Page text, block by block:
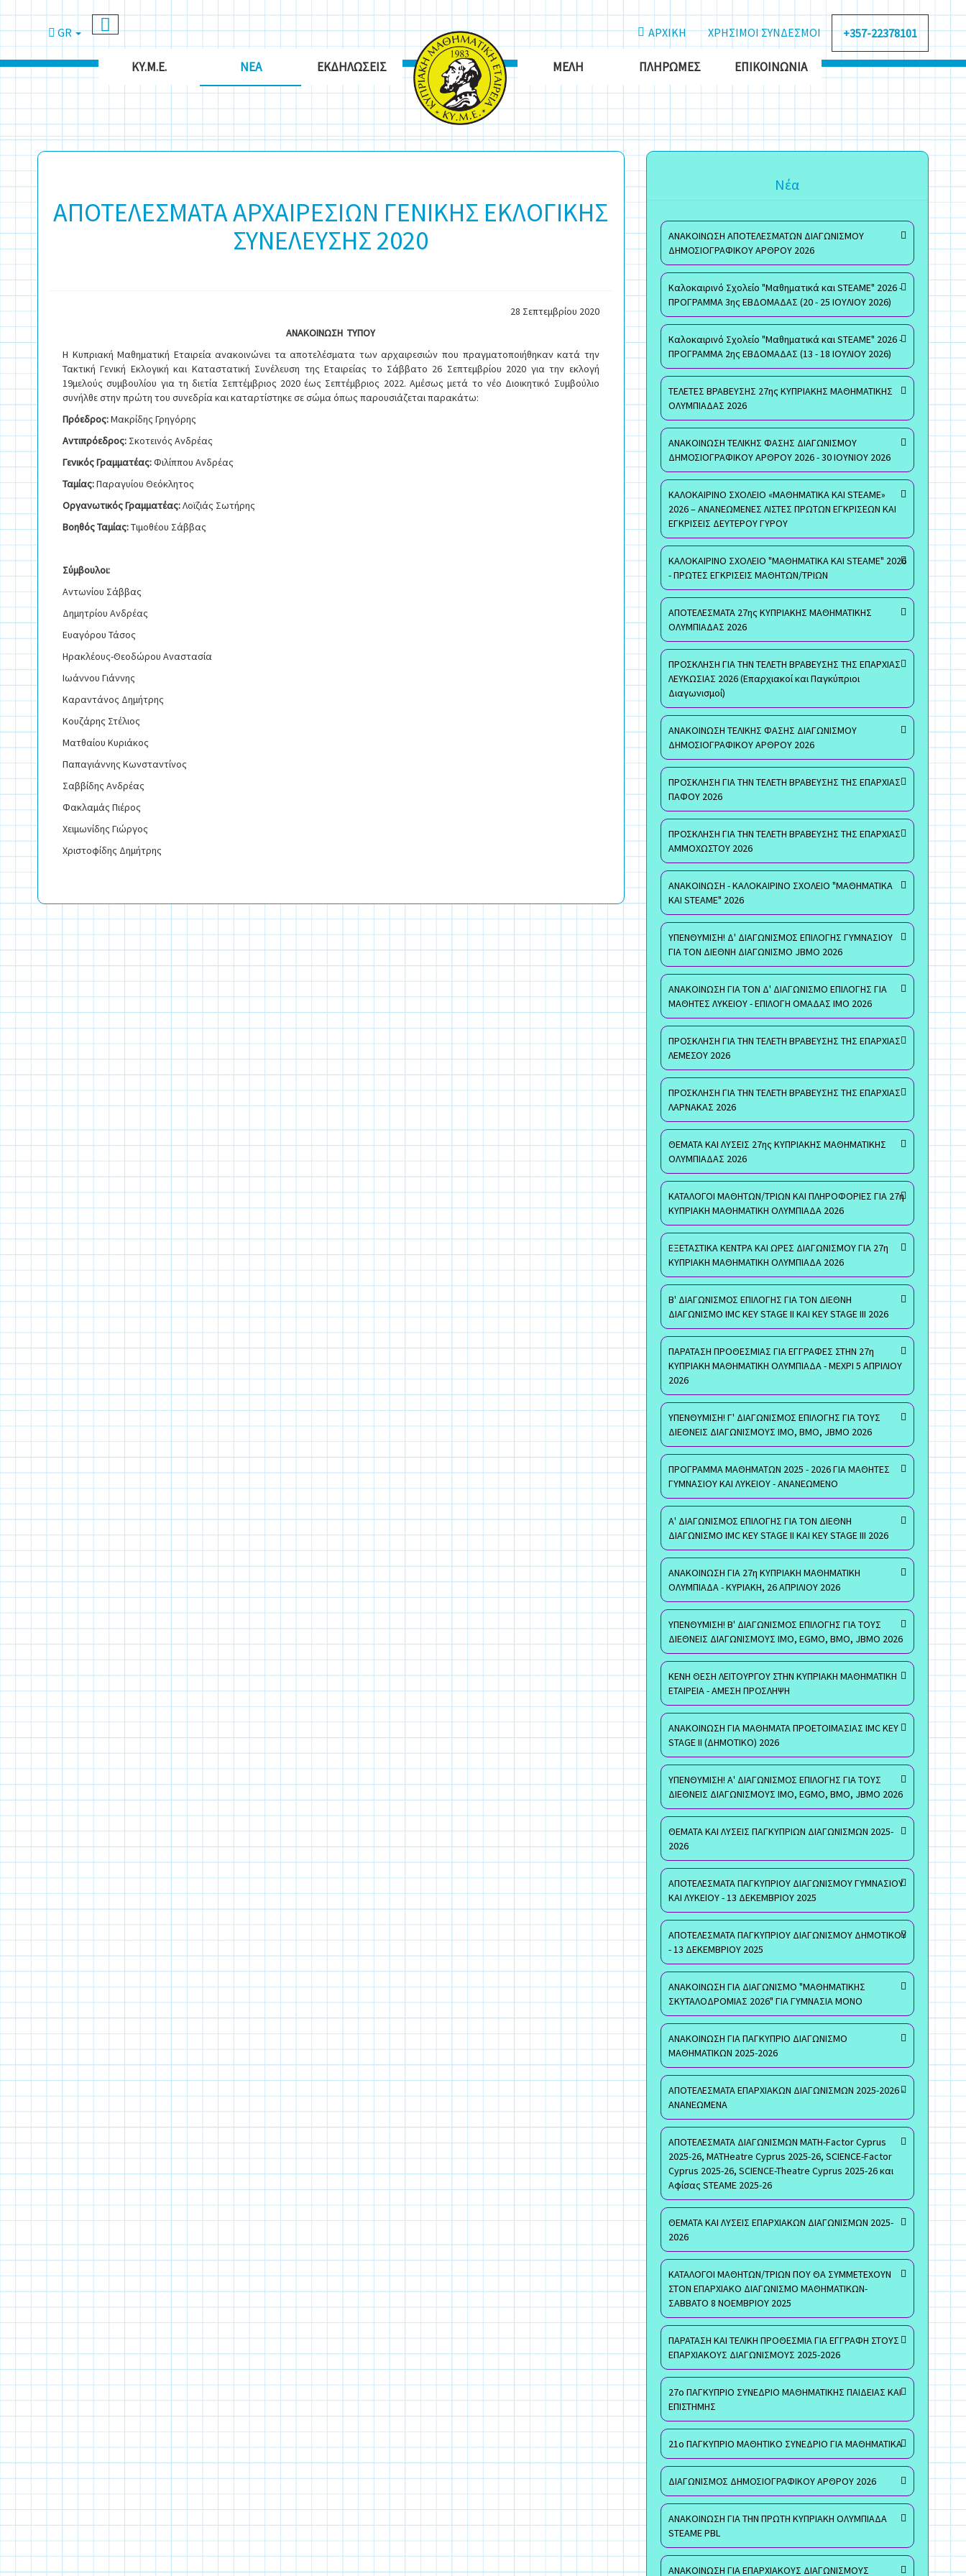
ΑΡΧΙΚΗ ΧΡΗΣΙΜΟΙ ΣΥΝΔΕΣΜΟΙ +357-22378101
GR
ΚΥ.Μ.Ε. ΝΈΑ ΕΚΔΗΛΏΣΕΙΣ ΜΈΛΗ ΠΛΗΡΩΜΈΣ ΕΠΙΚΟΙΝΩΝΊΑ
ΑΠΟΤΕΛΕΣΜΑΤΑ ΑΡΧΑΙΡΕΣΙΩΝ ΓΕΝΙΚΗΣ ΕΚΛΟΓΙΚΗΣ
ΣΥΝΕΛΕΥΣΗΣ 2020
28 Σεπτεμβρίου 2020
ΑΝΑΚΟΙΝΩΣΗ ΤΥΠΟΥ
Η Κυπριακή Μαθηματική Εταιρεία ανακοινώνει τα αποτελέσματα των αρχαιρεσιών που πραγματοποιήθηκαν κατά την
Τακτική Γενική Εκλογική και Καταστατική Συνέλευση της Εταιρείας το Σάββατο 26 Σεπτεμβρίου 2020 για την εκλογή
19μελούς συμβουλίου για τη διετία Σεπτέμβριος 2020 έως Σεπτέμβριος 2022. Αμέσως μετά το νέο Διοικητικό Συμβούλιο
συνήλθε στην πρώτη του συνεδρία και καταρτίστηκε σε σώμα όπως παρουσιάζεται παρακάτω:
Πρόεδρος:Μακρίδης Γρηγόρης
Αντιπρόεδρος: Σκοτεινός Ανδρέας
Γενικός Γραμματέας:Φιλίππου Ανδρέας
Ταμίας:Παραγυίου Θεόκλητος
Οργανωτικός Γραμματέας:Λοϊζιάς Σωτήρης
Βοηθός Ταμίας:Τιμοθέου Σάββας
Σύμβουλοι:
Αντωνίου Σάββας
Δημητρίου Ανδρέας
Ευαγόρου Τάσος
Ηρακλέους-Θεοδώρου Αναστασία
Ιωάννου Γιάννης
Καραντάνος Δημήτρης
Κουζάρης Στέλιος
Ματθαίου Κυριάκος
Παπαγιάννης Κωνσταντίνος
Σαββίδης Ανδρέας
Φακλαμάς Πιέρος
Χειμωνίδης Γιώργος
Χριστοφίδης Δημήτρης
Νέα
ΑΝΑΚΟΙΝΩΣΗ ΑΠΟΤΕΛΕΣΜΑΤΩΝ ΔΙΑΓΩΝΙΣΜΟΥ
ΔΗΜΟΣΙΟΓΡΑΦΙΚΟΥ ΑΡΘΡΟΥ 2026
Καλοκαιρινό Σχολείο "Μαθηματικά και STEAME" 2026 -
ΠΡΟΓΡΑΜΜΑ 3ης ΕΒΔΟΜΑΔΑΣ (20 - 25 ΙΟΥΛΙΟΥ 2026)
Καλοκαιρινό Σχολείο "Μαθηματικά και STEAME" 2026 -
ΠΡΟΓΡΑΜΜΑ 2ης ΕΒΔΟΜΑΔΑΣ (13 - 18 ΙΟΥΛΙΟΥ 2026)
ΤΕΛΕΤΕΣ ΒΡΑΒΕΥΣΗΣ 27ης ΚΥΠΡΙΑΚΗΣ ΜΑΘΗΜΑΤΙΚΗΣ
ΟΛΥΜΠΙΑΔΑΣ 2026
ΑΝΑΚΟΙΝΩΣΗ ΤΕΛΙΚΗΣ ΦΑΣΗΣ ΔΙΑΓΩΝΙΣΜΟΥ
ΔΗΜΟΣΙΟΓΡΑΦΙΚΟΥ ΑΡΘΡΟΥ 2026 - 30 ΙΟΥΝΙΟΥ 2026
ΚΑΛΟΚΑΙΡΙΝΟ ΣΧΟΛΕΙΟ «ΜΑΘΗΜΑΤΙΚΑ ΚΑΙ STEAME»
2026 – ΑΝΑΝΕΩΜΕΝΕΣ ΛΙΣΤΕΣ ΠΡΩΤΩΝ ΕΓΚΡΙΣΕΩΝ ΚΑΙ
ΕΓΚΡΙΣΕΙΣ ΔΕΥΤΕΡΟΥ ΓΥΡΟΥ
ΚΑΛΟΚΑΙΡΙΝΟ ΣΧΟΛΕΙΟ "ΜΑΘΗΜΑΤΙΚΑ ΚΑΙ STEAME" 2026
- ΠΡΩΤΕΣ ΕΓΚΡΙΣΕΙΣ ΜΑΘΗΤΩΝ/ΤΡΙΩΝ
ΑΠΟΤΕΛΕΣΜΑΤΑ 27ης ΚΥΠΡΙΑΚΗΣ ΜΑΘΗΜΑΤΙΚΗΣ
ΟΛΥΜΠΙΑΔΑΣ 2026
ΠΡΟΣΚΛΗΣΗ ΓΙΑ ΤΗΝ ΤΕΛΕΤΗ ΒΡΑΒΕΥΣΗΣ ΤΗΣ ΕΠΑΡΧΙΑΣ
ΛΕΥΚΩΣΙΑΣ 2026 (Επαρχιακοί και Παγκύπριοι
Διαγωνισμοί)
ΑΝΑΚΟΙΝΩΣΗ ΤΕΛΙΚΗΣ ΦΑΣΗΣ ΔΙΑΓΩΝΙΣΜΟΥ
ΔΗΜΟΣΙΟΓΡΑΦΙΚΟΥ ΑΡΘΡΟΥ 2026
ΠΡΟΣΚΛΗΣΗ ΓΙΑ ΤΗΝ ΤΕΛΕΤΗ ΒΡΑΒΕΥΣΗΣ ΤΗΣ ΕΠΑΡΧΙΑΣ
ΠΑΦΟΥ 2026
ΠΡΟΣΚΛΗΣΗ ΓΙΑ ΤΗΝ ΤΕΛΕΤΗ ΒΡΑΒΕΥΣΗΣ ΤΗΣ ΕΠΑΡΧΙΑΣ
ΑΜΜΟΧΩΣΤΟΥ 2026
ΑΝΑΚΟΙΝΩΣΗ - ΚΑΛΟΚΑΙΡΙΝΟ ΣΧΟΛΕΙΟ "ΜΑΘΗΜΑΤΙΚΑ
ΚΑΙ STEAME" 2026
ΥΠΕΝΘΥΜΙΣΗ! Δ' ΔΙΑΓΩΝΙΣΜΟΣ ΕΠΙΛΟΓΗΣ ΓΥΜΝΑΣΙΟΥ
ΓΙΑ ΤΟΝ ΔΙΕΘΝΗ ΔΙΑΓΩΝΙΣΜΟ JBMO 2026
ΑΝΑΚΟΙΝΩΣΗ ΓΙΑ ΤΟΝ Δ' ΔΙΑΓΩΝΙΣΜΟ ΕΠΙΛΟΓΗΣ ΓΙΑ
ΜΑΘΗΤΕΣ ΛΥΚΕΙΟΥ - ΕΠΙΛΟΓΗ ΟΜΑΔΑΣ ΙΜΟ 2026
ΠΡΟΣΚΛΗΣΗ ΓΙΑ ΤΗΝ ΤΕΛΕΤΗ ΒΡΑΒΕΥΣΗΣ ΤΗΣ ΕΠΑΡΧΙΑΣ
ΛΕΜΕΣΟΥ 2026
ΠΡΟΣΚΛΗΣΗ ΓΙΑ ΤΗΝ ΤΕΛΕΤΗ ΒΡΑΒΕΥΣΗΣ ΤΗΣ ΕΠΑΡΧΙΑΣ
ΛΑΡΝΑΚΑΣ 2026
ΘΕΜΑΤΑ ΚΑΙ ΛΥΣΕΙΣ 27ης ΚΥΠΡΙΑΚΗΣ ΜΑΘΗΜΑΤΙΚΗΣ
ΟΛΥΜΠΙΑΔΑΣ 2026
ΚΑΤΑΛΟΓΟΙ ΜΑΘΗΤΩΝ/ΤΡΙΩΝ ΚΑΙ ΠΛΗΡΟΦΟΡΙΕΣ ΓΙΑ 27η
ΚΥΠΡΙΑΚΗ ΜΑΘΗΜΑΤΙΚΗ ΟΛΥΜΠΙΑΔΑ 2026
ΕΞΕΤΑΣΤΙΚΑ ΚΕΝΤΡΑ ΚΑΙ ΩΡΕΣ ΔΙΑΓΩΝΙΣΜΟΥ ΓΙΑ 27η
ΚΥΠΡΙΑΚΗ ΜΑΘΗΜΑΤΙΚΗ ΟΛΥΜΠΙΑΔΑ 2026
Β' ΔΙΑΓΩΝΙΣΜΟΣ ΕΠΙΛΟΓΗΣ ΓΙΑ ΤΟΝ ΔΙΕΘΝΗ
ΔΙΑΓΩΝΙΣΜΟ IMC KEY STAGE II ΚΑΙ KEY STAGE III 2026
ΠΑΡΑΤΑΣΗ ΠΡΟΘΕΣΜΙΑΣ ΓΙΑ ΕΓΓΡΑΦΕΣ ΣΤΗΝ 27η
ΚΥΠΡΙΑΚΗ ΜΑΘΗΜΑΤΙΚΗ ΟΛΥΜΠΙΑΔΑ - ΜΕΧΡΙ 5 ΑΠΡΙΛΙΟΥ
2026
ΥΠΕΝΘΥΜΙΣΗ! Γ' ΔΙΑΓΩΝΙΣΜΟΣ ΕΠΙΛΟΓΗΣ ΓΙΑ ΤΟΥΣ
ΔΙΕΘΝΕΙΣ ΔΙΑΓΩΝΙΣΜΟΥΣ ΙΜΟ, ΒΜΟ, JBMO 2026
ΠΡΟΓΡΑΜΜΑ ΜΑΘΗΜΑΤΩΝ 2025 - 2026 ΓΙΑ ΜΑΘΗΤΕΣ
ΓΥΜΝΑΣΙΟΥ ΚΑΙ ΛΥΚΕΙΟΥ - ΑΝΑΝΕΩΜΕΝΟ
Α' ΔΙΑΓΩΝΙΣΜΟΣ ΕΠΙΛΟΓΗΣ ΓΙΑ ΤΟΝ ΔΙΕΘΝΗ
ΔΙΑΓΩΝΙΣΜΟ IMC KEY STAGE II ΚΑΙ KEY STAGE III 2026
ΑΝΑΚΟΙΝΩΣΗ ΓΙΑ 27η ΚΥΠΡΙΑΚΗ ΜΑΘΗΜΑΤΙΚΗ
ΟΛΥΜΠΙΑΔΑ - ΚΥΡΙΑΚΗ, 26 ΑΠΡΙΛΙΟΥ 2026
ΥΠΕΝΘΥΜΙΣΗ! Β' ΔΙΑΓΩΝΙΣΜΟΣ ΕΠΙΛΟΓΗΣ ΓΙΑ ΤΟΥΣ
ΔΙΕΘΝΕΙΣ ΔΙΑΓΩΝΙΣΜΟΥΣ ΙΜΟ, EGMO, ΒΜΟ, JBMO 2026
ΚΕΝΗ ΘΕΣΗ ΛΕΙΤΟΥΡΓΟΥ ΣΤΗΝ ΚΥΠΡΙΑΚΗ ΜΑΘΗΜΑΤΙΚΗ
ΕΤΑΙΡΕΙΑ - ΑΜΕΣΗ ΠΡΟΣΛΗΨΗ
ΑΝΑΚΟΙΝΩΣΗ ΓΙΑ ΜΑΘΗΜΑΤΑ ΠΡΟΕΤΟΙΜΑΣΙΑΣ IMC KEY
STAGE II (ΔΗΜΟΤΙΚΟ) 2026
ΥΠΕΝΘΥΜΙΣΗ! Α' ΔΙΑΓΩΝΙΣΜΟΣ ΕΠΙΛΟΓΗΣ ΓΙΑ ΤΟΥΣ
ΔΙΕΘΝΕΙΣ ΔΙΑΓΩΝΙΣΜΟΥΣ ΙΜΟ, EGMO, ΒΜΟ, JBMO 2026
ΘΕΜΑΤΑ ΚΑΙ ΛΥΣΕΙΣ ΠΑΓΚΥΠΡΙΩΝ ΔΙΑΓΩΝΙΣΜΩΝ 2025-
2026
ΑΠΟΤΕΛΕΣΜΑΤΑ ΠΑΓΚΥΠΡΙΟΥ ΔΙΑΓΩΝΙΣΜΟΥ ΓΥΜΝΑΣΙΟΥ
ΚΑΙ ΛΥΚΕΙΟΥ - 13 ΔΕΚΕΜΒΡΙΟΥ 2025
ΑΠΟΤΕΛΕΣΜΑΤΑ ΠΑΓΚΥΠΡΙΟΥ ΔΙΑΓΩΝΙΣΜΟΥ ΔΗΜΟΤΙΚΟΥ
- 13 ΔΕΚΕΜΒΡΙΟΥ 2025
ΑΝΑΚΟΙΝΩΣΗ ΓΙΑ ΔΙΑΓΩΝΙΣΜΟ "ΜΑΘΗΜΑΤΙΚΗΣ
ΣΚΥΤΑΛΟΔΡΟΜΙΑΣ 2026" ΓΙΑ ΓΥΜΝΑΣΙΑ ΜΟΝΟ
ΑΝΑΚΟΙΝΩΣΗ ΓΙΑ ΠΑΓΚΥΠΡΙΟ ΔΙΑΓΩΝΙΣΜΟ
ΜΑΘΗΜΑΤΙΚΩΝ 2025-2026
ΑΠΟΤΕΛΕΣΜΑΤΑ ΕΠΑΡΧΙΑΚΩΝ ΔΙΑΓΩΝΙΣΜΩΝ 2025-2026 -
ΑΝΑΝΕΩΜΕΝΑ
ΑΠΟΤΕΛΕΣΜΑΤΑ ΔΙΑΓΩΝΙΣΜΩΝ MATH-Factor Cyprus
2025-26, MATHeatre Cyprus 2025-26, SCIENCE-Factor
Cyprus 2025-26, SCIENCE-Theatre Cyprus 2025-26 και
Αφίσας STEAME 2025-26
ΘΕΜΑΤΑ ΚΑΙ ΛΥΣΕΙΣ ΕΠΑΡΧΙΑΚΩΝ ΔΙΑΓΩΝΙΣΜΩΝ 2025-
2026
ΚΑΤΑΛΟΓΟΙ ΜΑΘΗΤΩΝ/ΤΡΙΩΝ ΠΟΥ ΘΑ ΣΥΜΜΕΤΕΧΟΥΝ
ΣΤΟΝ ΕΠΑΡΧΙΑΚΟ ΔΙΑΓΩΝΙΣΜΟ ΜΑΘΗΜΑΤΙΚΩΝ-
ΣΑΒΒΑΤΟ 8 ΝΟΕΜΒΡΙΟΥ 2025
ΠΑΡΑΤΑΣΗ ΚΑΙ ΤΕΛΙΚΗ ΠΡΟΘΕΣΜΙΑ ΓΙΑ ΕΓΓΡΑΦΗ ΣΤΟΥΣ
ΕΠΑΡΧΙΑΚΟΥΣ ΔΙΑΓΩΝΙΣΜΟΥΣ 2025-2026
27ο ΠΑΓΚΥΠΡΙΟ ΣΥΝΕΔΡΙΟ ΜΑΘΗΜΑΤΙΚΗΣ ΠΑΙΔΕΙΑΣ ΚΑΙ
ΕΠΙΣΤΗΜΗΣ
21ο ΠΑΓΚΥΠΡΙΟ ΜΑΘΗΤΙΚΟ ΣΥΝΕΔΡΙΟ ΓΙΑ ΜΑΘΗΜΑΤΙΚΑ
ΔΙΑΓΩΝΙΣΜΟΣ ΔΗΜΟΣΙΟΓΡΑΦΙΚΟΥ ΑΡΘΡΟΥ 2026
ΑΝΑΚΟΙΝΩΣΗ ΓΙΑ ΤΗΝ ΠΡΩΤΗ ΚΥΠΡΙΑΚΗ ΟΛΥΜΠΙΑΔΑ
STEAME PBL
ΑΝΑΚΟΙΝΩΣΗ ΓΙΑ ΕΠΑΡΧΙΑΚΟΥΣ ΔΙΑΓΩΝΙΣΜΟΥΣ